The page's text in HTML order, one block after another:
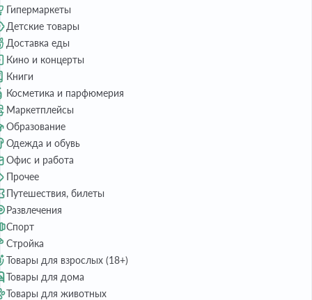
Гипермаркеты
Детские товары
Доставка еды
Кино и концерты
Книги
Косметика и парфюмерия
Маркетплейсы
Образование
Одежда и обувь
Офис и работа
Прочее
Путешествия, билеты
Развлечения
Спорт
Стройка
Товары для взрослых (18+)
Товары для дома
Товары для животных